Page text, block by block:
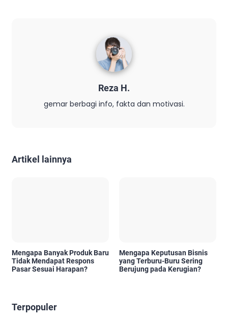
Reza H.
gemar berbagi info, fakta dan motivasi.
Artikel lainnya
Mengapa Banyak Produk Baru
Tidak Mendapat Respons
Pasar Sesuai Harapan?
Mengapa Keputusan Bisnis
yang Terburu-Buru Sering
Berujung pada Kerugian?
Terpopuler